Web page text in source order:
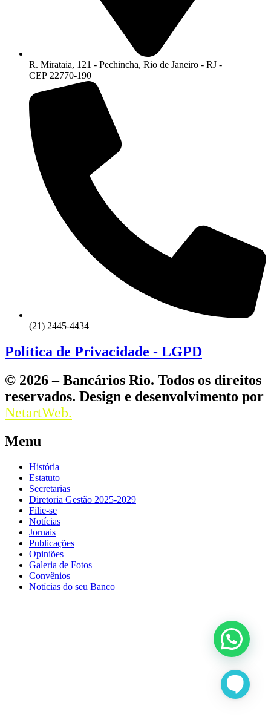
R. Mirataia, 121 - Pechincha, Rio de Janeiro - RJ -
CEP 22770-190
(21) 2445-4434
Política de Privacidade - LGPD
© 2026 – Bancários Rio. Todos os direitos
reservados. Design e desenvolvimento por
NetartWeb.
Menu
História
Estatuto
Secretarias
Diretoria Gestão 2025-2029
Filie-se
Notícias
Jornais
Publicações
Opiniões
Galeria de Fotos
Convênios
Notícias do seu Banco